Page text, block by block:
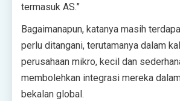
termasuk AS.”
Bagaimanapun, katanya masih
perlu ditangani, terutamanya dalam
perusahaan mikro, kecil dan
membolehkan integrasi mereka
bekalan global.